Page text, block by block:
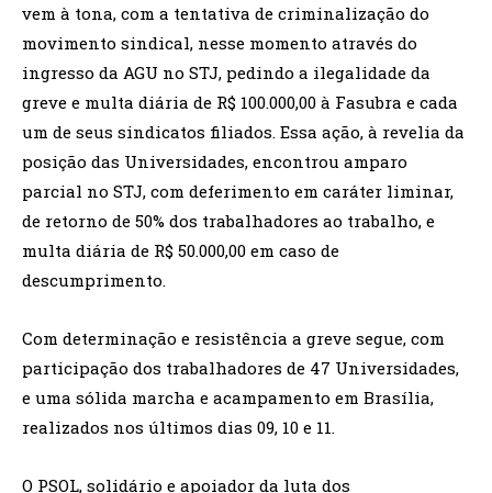
vem à tona, com a tentativa de criminalização do
movimento sindical, nesse momento através do
ingresso da AGU no STJ, pedindo a ilegalidade da
greve e multa diária de R$ 100.000,00 à Fasubra e cada
um de seus sindicatos filiados. Essa ação, à revelia da
posição das Universidades, encontrou amparo
parcial no STJ, com deferimento em caráter liminar,
de retorno de 50% dos trabalhadores ao trabalho, e
multa diária de R$ 50.000,00 em caso de
descumprimento.
Com determinação e resistência a greve segue, com
participação dos trabalhadores de 47 Universidades,
e uma sólida marcha e acampamento em Brasília,
realizados nos últimos dias 09, 10 e 11.
O PSOL, solidário e apoiador da luta dos